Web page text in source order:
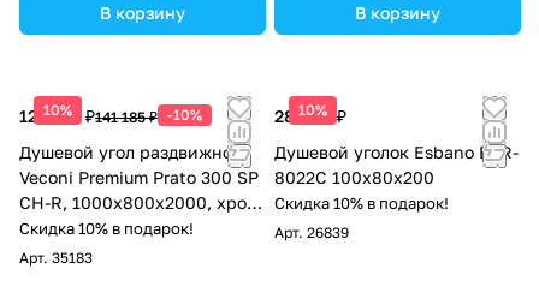
В корзину В корзину
10%
127 067 ₽141 185 ₽ -10%
Душевой угол раздвижной
Veconi Premium Prato 300 SP
CH-R, 1000х800x2000, хром,
стекло прозрачное
Скидка 10% в подарок!
Арт. 35183
10%
28 688 ₽
Душевой уголок Esbano ESR-
8022C 100x80x200
Скидка 10% в подарок!
Арт. 26839